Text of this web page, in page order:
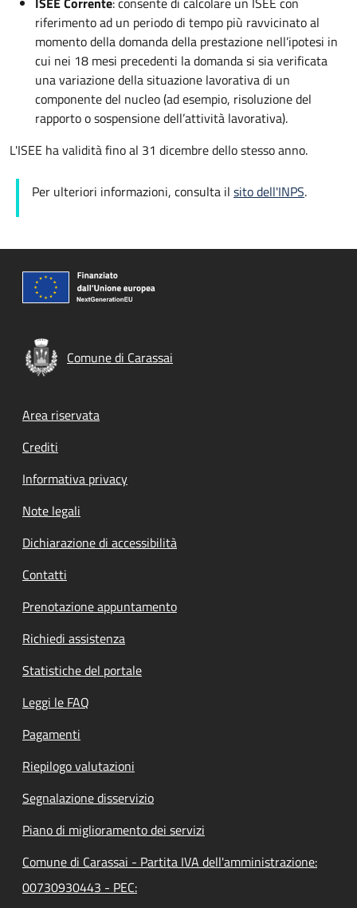
riferimento ad un periodo di tempo più ravvicinato al
momento della domanda della prestazione nell’ipotesi in
cui nei 18 mesi precedenti la domanda si sia verificata
una variazione della situazione lavorativa di un
componente del nucleo (ad esempio, risoluzione del
rapporto o sospensione dell’attività lavorativa).
L'ISEE ha validità fino al 31 dicembre dello stesso anno.
Per ulteriori informazioni, consulta il sito dell'INPS.
Comune di Carassai
Footer menu
Area riservata
Crediti
Informativa privacy
Note legali
Dichiarazione di accessibilità
Contatti
Prenotazione appuntamento
Richiedi assistenza
Statistiche del portale
Leggi le FAQ
Pagamenti
Riepilogo valutazioni
Segnalazione disservizio
Piano di miglioramento dei servizi
Comune di Carassai - Partita IVA dell'amministrazione:
00730930443 - PEC: